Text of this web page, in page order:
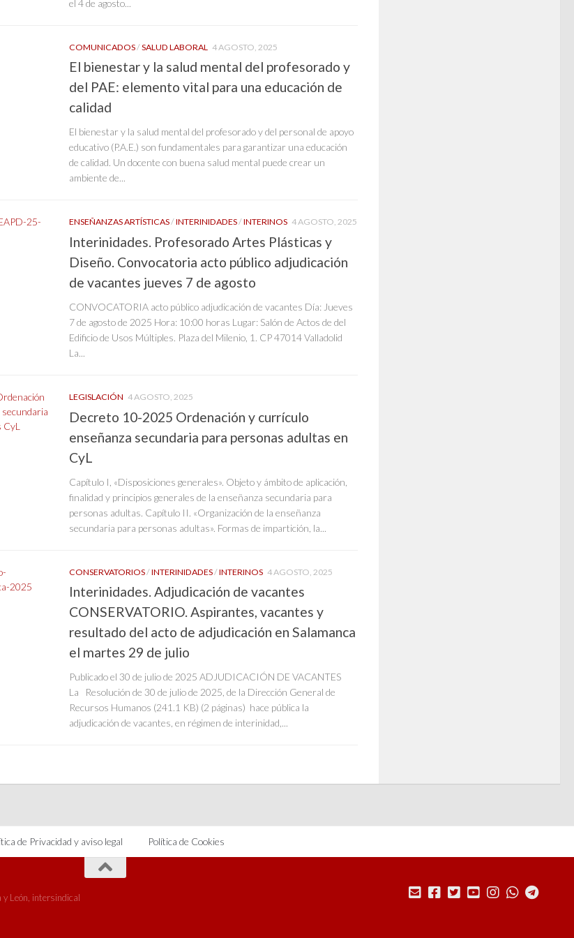
el 4 de agosto...
COMUNICADOS/SALUD LABORAL 4 AGOSTO, 2025
El bienestar y la salud mental del profesorado y
del PAE: elemento vital para una educación de
calidad
El bienestar y la salud mental del profesorado y del personal de apoyo
educativo (P.A.E.) son fundamentales para garantizar una educación
de calidad. Un docente con buena salud mental puede crear un
ambiente de...
ENSEÑANZAS ARTÍSTICAS/INTERINIDADES/INTERINOS 4 AGOSTO, 2025
Interinidades. Profesorado Artes Plásticas y
Diseño. Convocatoria acto público adjudicación
de vacantes jueves 7 de agosto
CONVOCATORIA acto público adjudicación de vacantes Día: Jueves
7 de agosto de 2025 Hora: 10:00 horas Lugar: Salón de Actos de del
Edificio de Usos Múltiples. Plaza del Milenio, 1. CP 47014 Valladolid
La...
LEGISLACIÓN 4 AGOSTO, 2025
Decreto 10-2025 Ordenación y currículo
enseñanza secundaria para personas adultas en
CyL
Capítulo I, «Disposiciones generales». Objeto y ámbito de aplicación,
finalidad y principios generales de la enseñanza secundaria para
personas adultas. Capítulo II. «Organización de la enseñanza
secundaria para personas adultas». Formas de impartición, la...
CONSERVATORIOS/INTERINIDADES/INTERINOS 4 AGOSTO, 2025
Interinidades. Adjudicación de vacantes
CONSERVATORIO. Aspirantes, vacantes y
resultado del acto de adjudicación en Salamanca
el martes 29 de julio
Publicado el 30 de julio de 2025 ADJUDICACIÓN DE VACANTES
La Resolución de 30 de julio de 2025, de la Dirección General de
Recursos Humanos (241.1 KB) (2 páginas) hace pública la
adjudicación de vacantes, en régimen de interinidad,...
de Privacidad y aviso legal Política de Cookies
y León, intersindical